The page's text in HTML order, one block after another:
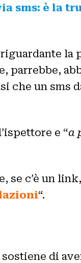
è la
la
che un sms
e “a
c’è un
“.
di